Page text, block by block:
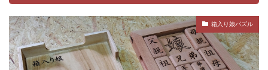
箱入り娘パズル